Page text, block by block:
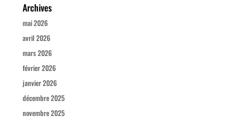
Archives
mai 2026
avril 2026
mars 2026
février 2026
janvier 2026
décembre 2025
novembre 2025